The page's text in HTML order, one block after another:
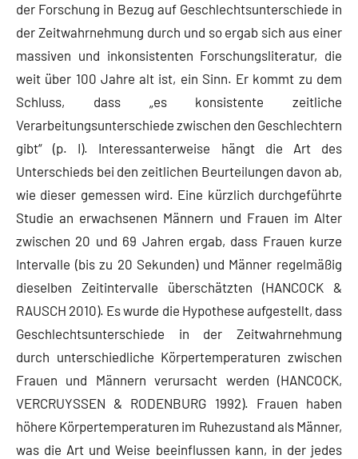
der Forschung in Bezug auf Geschlechtsunterschiede in
der Zeitwahrnehmung durch und so ergab sich aus einer
massiven und inkonsistenten Forschungsliteratur, die
weit über 100 Jahre alt ist, ein Sinn. Er kommt zu dem
Schluss, dass „es konsistente zeitliche
Verarbeitungsunterschiede zwischen den Geschlechtern
gibt“ (p. I). Interessanterweise hängt die Art des
Unterschieds bei den zeitlichen Beurteilungen davon ab,
wie dieser gemessen wird. Eine kürzlich durchgeführte
Studie an erwachsenen Männern und Frauen im Alter
zwischen 20 und 69 Jahren ergab, dass Frauen kurze
Intervalle (bis zu 20 Sekunden) und Männer regelmäßig
dieselben Zeitintervalle überschätzten (HANCOCK &
RAUSCH 2010). Es wurde die Hypothese aufgestellt, dass
Geschlechtsunterschiede in der Zeitwahrnehmung
durch unterschiedliche Körpertemperaturen zwischen
Frauen und Männern verursacht werden (HANCOCK,
VERCRUYSSEN & RODENBURG 1992). Frauen haben
höhere Körpertemperaturen im Ruhezustand als Männer,
was die Art und Weise beeinflussen kann, in der jedes